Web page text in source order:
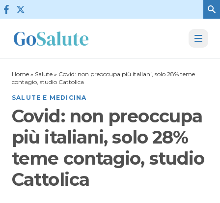
Vai al contenuto
Home » Salute » Covid: non preoccupa più italiani, solo 28% teme
contagio, studio Cattolica
SALUTE E MEDICINA
Covid: non preoccupa
più italiani, solo 28%
teme contagio, studio
Cattolica